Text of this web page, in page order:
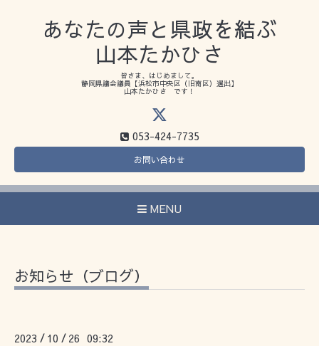
あなたの声と県政を結ぶ
山本たかひさ
皆さま、はじめまして。
静岡県議会議員【浜松市中央区（旧南区）選出】
山本たかひさ です！
053-424-7735
お問い合わせ
MENU
お知らせ（ブログ）
2023 / 10 / 26 09:32